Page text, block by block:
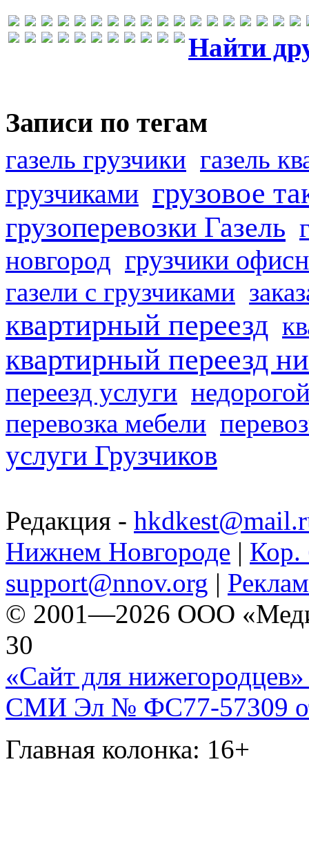
Найти
Записи по тегам
газель грузчики газель
грузчиками грузовое
грузоперевозки Газель
новгород грузчики
газели с грузчиками
квартирный переезд
квартирный переезд
переезд услуги
перевозка мебели
услуги Грузчиков
Редакция -
Нижнем Новгороде | Кор.
support@nnov.org |
© 2001—2026 ООО
30
«Сайт для нижегородцев»
СМИ Эл № ФС77-57309
Главная колонка: 16+